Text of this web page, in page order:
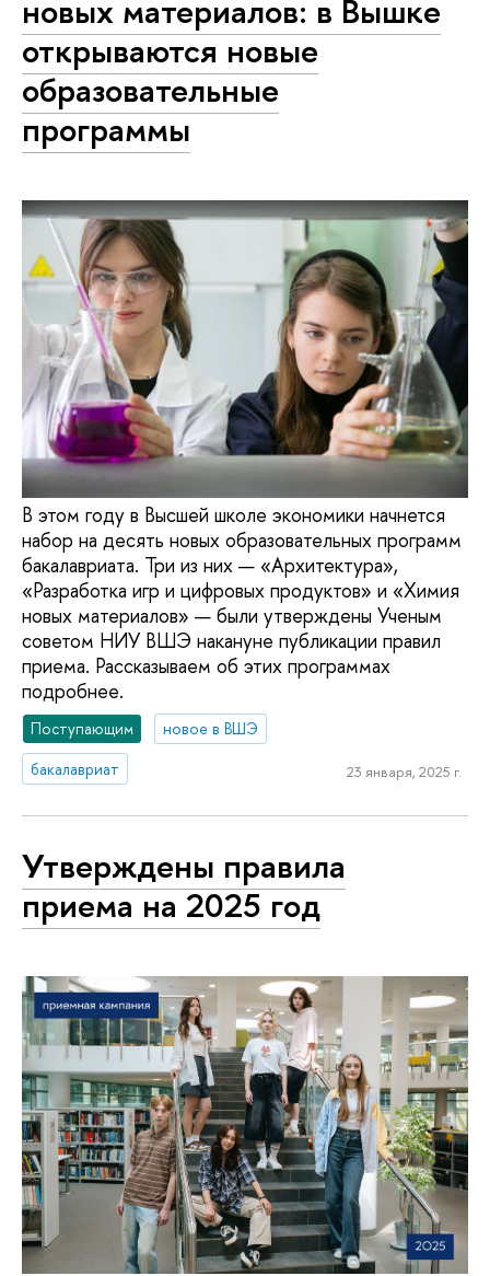
новых материалов: в Вышке
открываются новые
образовательные
программы
В этом году в Высшей школе экономики начнется
набор на десять новых образовательных программ
бакалавриата. Три из них — «Архитектура»,
«Разработка игр и цифровых продуктов» и «Химия
новых материалов» — были утверждены Ученым
советом НИУ ВШЭ накануне публикации правил
приема. Рассказываем об этих программах
подробнее.
Поступающим
новое в ВШЭ
бакалавриат
23 января, 2025 г.
Утверждены правила
приема на 2025 год